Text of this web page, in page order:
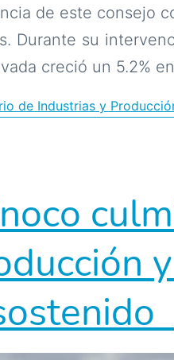
de este consejo
Durante su
creció un 5.2%
de Industrias y